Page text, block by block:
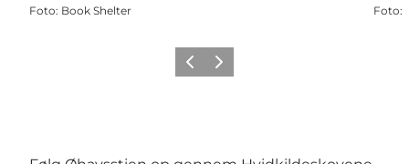
Foto: Book Shelter Foto:
Forrige billede
Næste billede